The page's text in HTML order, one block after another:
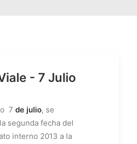
- 7 Julio
7 de julio, se
segunda fecha del
interno 2013 a la